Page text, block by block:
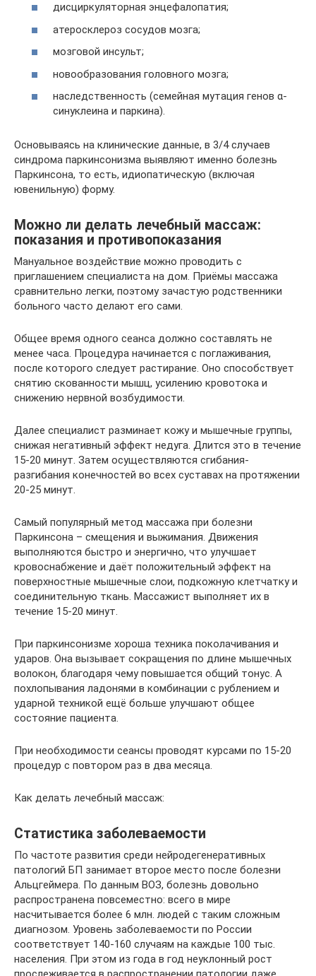
дисциркуляторная энцефалопатия;
атеросклероз сосудов мозга;
мозговой инсульт;
новообразования головного мозга;
наследственность (семейная мутация генов α-
синуклеина и паркина).
Основываясь на клинические данные, в 3/4 случаев
синдрома паркинсонизма выявляют именно болезнь
Паркинсона, то есть, идиопатическую (включая
ювенильную) форму.
Можно ли делать лечебный массаж:
показания и противопоказания
Мануальное воздействие можно проводить с
приглашением специалиста на дом. Приёмы массажа
сравнительно легки, поэтому зачастую родственники
больного часто делают его сами.
Общее время одного сеанса должно составлять не
менее часа. Процедура начинается с поглаживания,
после которого следует растирание. Оно способствует
снятию скованности мышц, усилению кровотока и
снижению нервной возбудимости.
Далее специалист разминает кожу и мышечные группы,
снижая негативный эффект недуга. Длится это в течение
15-20 минут. Затем осуществляются сгибания-
разгибания конечностей во всех суставах на протяжении
20-25 минут.
Самый популярный метод массажа при болезни
Паркинсона – смещения и выжимания. Движения
выполняются быстро и энергично, что улучшает
кровоснабжение и даёт положительный эффект на
поверхностные мышечные слои, подкожную клетчатку и
соединительную ткань. Массажист выполняет их в
течение 15-20 минут.
При паркинсонизме хороша техника поколачивания и
ударов. Она вызывает сокращения по длине мышечных
волокон, благодаря чему повышается общий тонус. А
похлопывания ладонями в комбинации с рублением и
ударной техникой ещё больше улучшают общее
состояние пациента.
При необходимости сеансы проводят курсами по 15-20
процедур с повтором раз в два месяца.
Как делать лечебный массаж:
Статистика заболеваемости
По частоте развития среди нейродегенеративных
патологий БП занимает второе место после болезни
Альцгеймера. По данным ВОЗ, болезнь довольно
распространена повсеместно: всего в мире
насчитывается более 6 млн. людей с таким сложным
диагнозом. Уровень заболеваемости по России
соответствует 140-160 случаям на каждые 100 тыс.
населения. При этом из года в год неуклонный рост